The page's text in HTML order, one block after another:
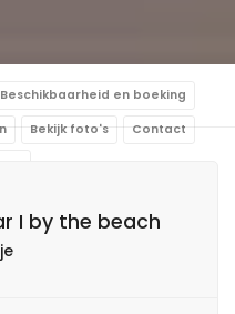
Beschikbaarheid en boeking
Bekijk foto's Contact
I by the beach